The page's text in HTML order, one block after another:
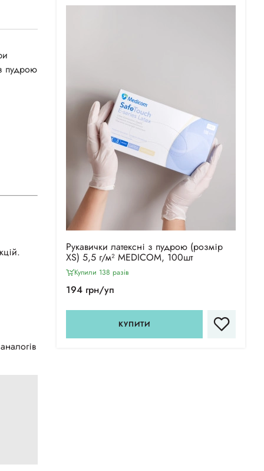
пудрою
Рукавички латексні з пудрою (розмір
XS) 5,5 г/м² MEDICOM, 100шт
Купили 138 разiв
194 грн/уп
КУПИТИ